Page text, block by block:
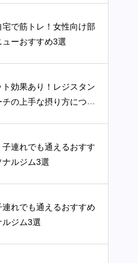
宅で筋トレ！女性向け部
ューおすすめ3選
ト効果あり！レジスタン
チの上手な摂り方につい
子連れでも通えるおすす
ナルジム3選
連れでも通えるおすすめ
ルジム3選